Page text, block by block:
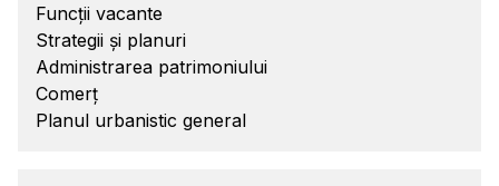
Funcții vacante
Strategii și planuri
Administrarea patrimoniului
Comerț
Planul urbanistic general